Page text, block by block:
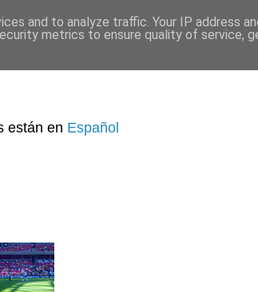
están en Español
and to analyze traffic. Your IP address
metrics to ensure quality of service,